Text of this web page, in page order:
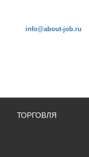
info@about-job.ru
ТОРГОВЛЯ